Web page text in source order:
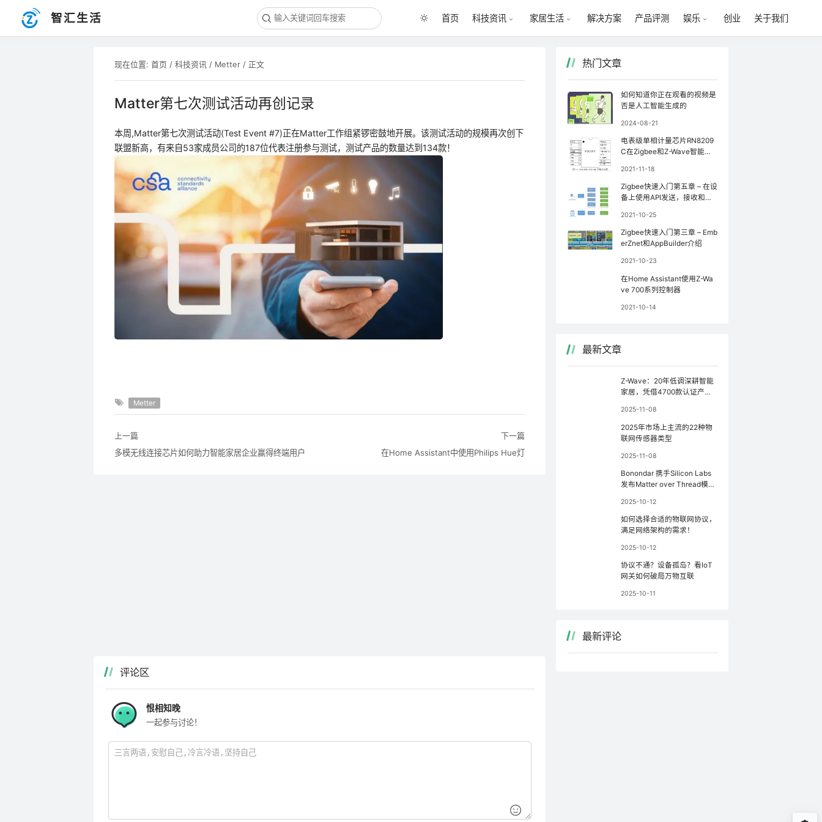
智汇生活 首页 科技资讯 家居生活 解决方案 产品评测 娱乐 创业 关于我们
现在位置: 首页 / 科技资讯 / Metter/ 正文
Matter第七次测试活动再创记录
本周,Matter第七次测试活动(Test Event #7)正在Matter工作组紧锣密鼓地开展。该测试活动的规模再次创下
联盟新高，有来自53家成员公司的187位代表注册参与测试，测试产品的数量达到134款！
Metter
上一篇
多模无线连接芯片如何助力智能家居企业赢得终端用户
下一篇
在Home Assistant中使用Philips Hue灯
评论区
恨相知晚
一起参与讨论！
热门文章
如何知道你正在观看的视频是
否是人工智能生成的
2024-08-21
电表级单相计量芯片RN8209
C在Zigbee和Z-Wave智能家
2021-11-18
Zigbee快速入门第五章 – 在设
备上使用API发送，接收和处
2021-10-25
Zigbee快速入门第三章 – Emb
erZnet和AppBuilder介绍
2021-10-23
在Home Assistant使用Z-Wa
ve 700系列控制器
2021-10-14
最新文章
Z-Wave：20年低调深耕智能
家居，凭借4700款认证产品
2025-11-08
2025年市场上主流的22种物
联网传感器类型
2025-11-08
Bonondar 携手Silicon Labs
发布Matter over Thread模
2025-10-12
如何选择合适的物联网协议，
满足网络架构的需求！
2025-10-12
协议不通？设备孤岛？看IoT
网关如何破局万物互联
2025-10-11
最新评论